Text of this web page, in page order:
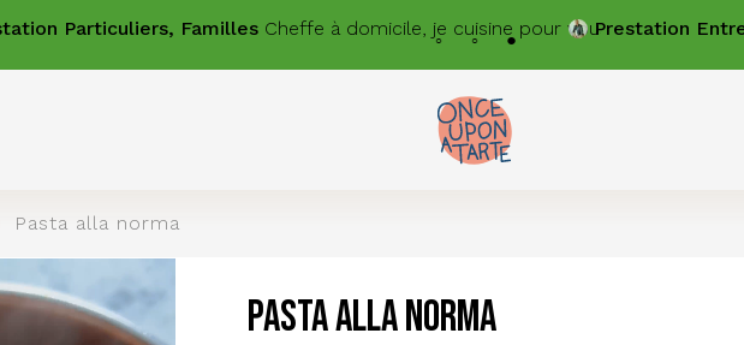
Familles Cheffe à domicile, je cuisine pour vous.Prestation Entreprises
Pasta alla norma
Pasta alla norma